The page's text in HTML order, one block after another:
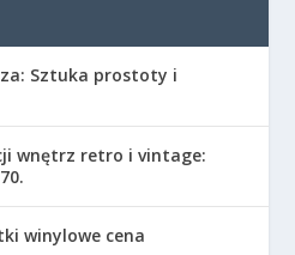
Sztuka prostoty i
wnętrz retro i vintage:
winylowe cena